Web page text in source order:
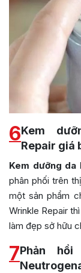
6Kem
Repair giá
Kem dưỡng da
phân phối trên
một sản phẩm
Wrinkle Repair
làm đẹp sở hữu
7Phản